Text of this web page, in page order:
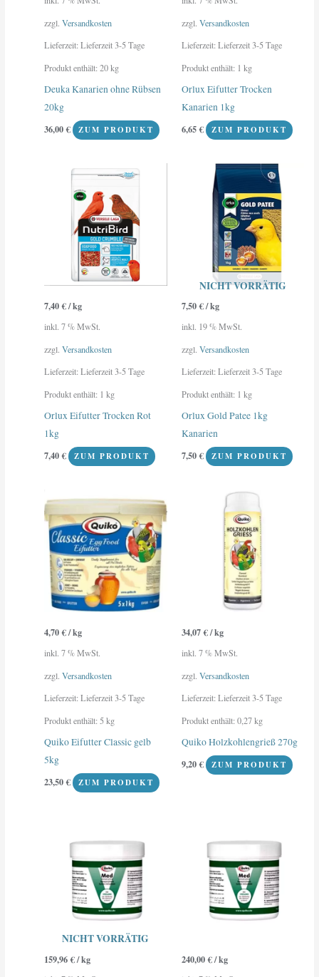
zzgl.Versandkosten
Lieferzeit:Lieferzeit 3-5 Tage
Produkt enthält: 20kg
Deuka Kanarien ohne Rübsen
20kg
36,00€ ZUM PRODUKT
zzgl. Versandkosten
Lieferzeit:Lieferzeit 3-5 Tage
Produkt enthält: 1 kg
Orlux Eifutter Trocken
Kanarien 1kg
6,65€ ZUM PRODUKT
7,40€/kg
inkl. 7 % MwSt.
zzgl.Versandkosten
Lieferzeit:Lieferzeit 3-5 Tage
Produkt enthält: 1kg
Orlux Eifutter Trocken Rot
1kg
7,40€ ZUM PRODUKT
NICHT VORRÄTIG
7,50€/kg
inkl. 19 % MwSt.
zzgl. Versandkosten
Lieferzeit:Lieferzeit 3-5 Tage
Produkt enthält: 1 kg
Orlux Gold Patee 1kg
Kanarien
7,50€ ZUM PRODUKT
4,70€/kg
inkl. 7 % MwSt.
zzgl.Versandkosten
Lieferzeit:Lieferzeit 3-5 Tage
Produkt enthält: 5kg
Quiko Eifutter Classic gelb
5kg
23,50€ ZUM PRODUKT
34,07€/kg
inkl. 7 % MwSt.
zzgl. Versandkosten
Lieferzeit:Lieferzeit 3-5 Tage
Produkt enthält: 0,27kg
Quiko Holzkohlengrieß 270g
9,20€ ZUM PRODUKT
NICHT VORRÄTIG
159,96€/kg 240,00€/kg